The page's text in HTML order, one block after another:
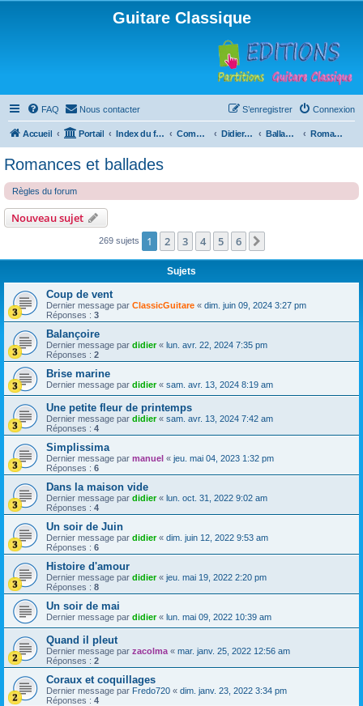
Guitare Classique
FAQ Nous contacter Connexion
S’enregistrer
Accueil Portail Index du forum Compositions Didierland Ballades et autres réveries Romances et ballades
Romances et ballades
Règles du forum
Nouveau sujet
269 sujets 1 2 3 4 5 6
Sujets
Coup de vent
Dernier message par ClassicGuitare « dim. juin 09, 2024 3:27 pm
Réponses : 3
Balançoire
Dernier message par didier« lun. avr. 22, 2024 7:35 pm
Réponses : 2
Brise marine
Dernier message par didier« sam. avr. 13, 2024 8:19 am
Une petite fleur de printemps
Dernier message par didier« sam. avr. 13, 2024 7:42 am
Réponses : 4
Simplissima
Dernier message par manuel « jeu. mai 04, 2023 1:32 pm
Réponses : 6
Dans la maison vide
Dernier message par didier« lun. oct. 31, 2022 9:02 am
Réponses : 4
Un soir de Juin
Dernier message par didier« dim. juin 12, 2022 9:53 am
Réponses : 6
Histoire d'amour
Dernier message par didier« jeu. mai 19, 2022 2:20 pm
Réponses : 8
Un soir de mai
Dernier message par didier« lun. mai 09, 2022 10:39 am
Quand il pleut
Dernier message par zacolma « mar. janv. 25, 2022 12:56 am
Réponses : 2
Coraux et coquillages
Dernier message par Fredo720 « dim. janv. 23, 2022 3:34 pm
Réponses : 4